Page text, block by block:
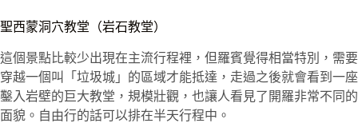
聖西蒙洞穴教堂（岩石教堂）
這個景點比較少出現在主流行程裡，但羅賓覺得相當特別，需要
穿越一個叫「垃圾城」的區域才能抵達，走過之後就會看到一座
鑿入岩壁的巨大教堂，規模壯觀，也讓人看見了開羅非常不同的
面貌。自由行的話可以排在半天行程中。